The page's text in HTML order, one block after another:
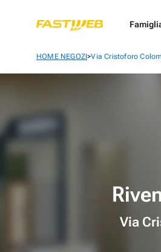
HOME NEGOZI>Via Cristoforo
Via